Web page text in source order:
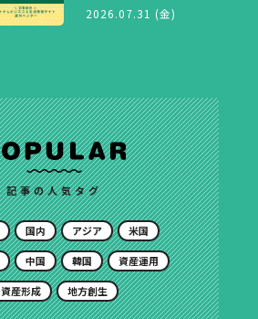
2026.07.31 (金)
記事の人気タグ
国内 アジア 米国
中国 韓国 資産運用
資産形成 地方創生